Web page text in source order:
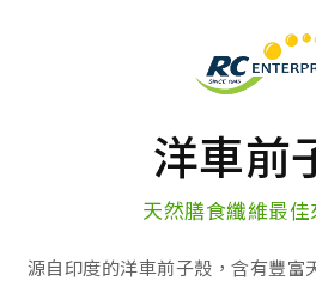
洋車前
天然膳食纖維最
源自印度的洋車前子殼，含有豐富